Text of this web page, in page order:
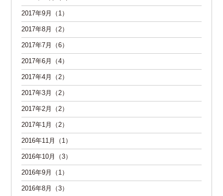
2017年9月（1）
2017年8月（2）
2017年7月（6）
2017年6月（4）
2017年4月（2）
2017年3月（2）
2017年2月（2）
2017年1月（2）
2016年11月（1）
2016年10月（3）
2016年9月（1）
2016年8月（3）